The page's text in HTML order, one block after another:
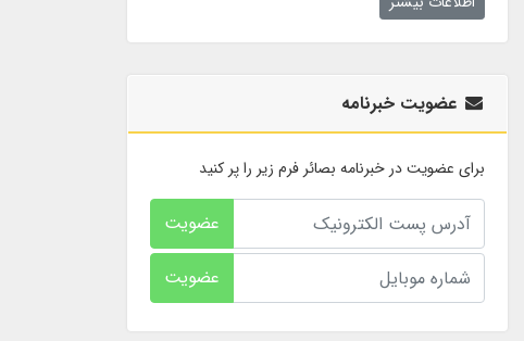
عضویت خبرنامه
برای عضویت در خبرنامه بصائر فرم زیر را پر کنید
عضویت
عضویت